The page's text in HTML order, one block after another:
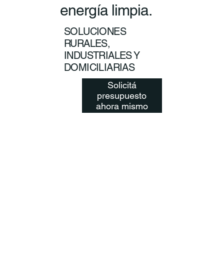
energía limpia.
SOLUCIONES
RURALES,
INDUSTRIALES Y
DOMICILIARIAS
Solicitá
presupuesto
ahora mismo